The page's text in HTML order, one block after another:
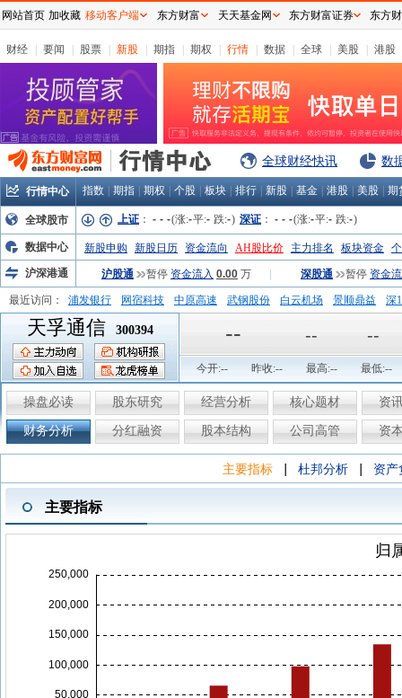
财经 要闻 股票 新股 期指 期权 行情 数据 全球 美股 港股
全球财经快讯 数
行情中心 指数 期指 期权 个股 板块 排行 新股 基金 港股 美股 期
全球股市 上证 ： - - -(涨:-平:- 跌:-) 深证 ： - - -(涨:-平:- 跌:-)
数据中心 新股申购 新股日历 资金流向 AH股比价 主力排名 板块资金
沪深港通
沪股通 暂停 资金流入 0.00 万 深股通 暂停 资金
最近访问： 浦发银行 网宿科技 中原高速 武钢股份 白云机场 景顺鼎益
深
弘业股份
富临运业
天孚通信 300394 -- -- --
今开:-- 昨收:-- 最高:-- 最低:--
操盘必读 股东研究 经营分析 核心题材 资
财务分析 分红融资 股本结构 公司高管 资
主要指标 杜邦分析 资产
主要指标
网站首页 加收藏 移动客户端 东方财富 天天基金网 东方财富证券 东方